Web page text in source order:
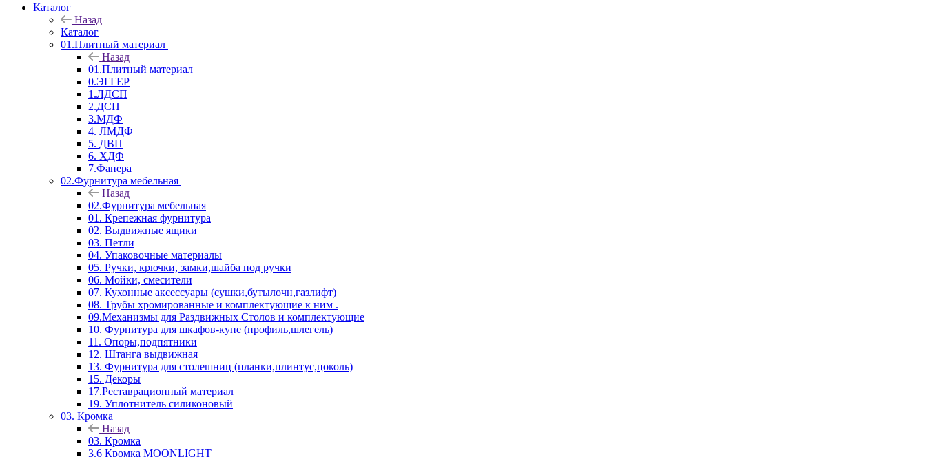
Каталог
Назад
Каталог
01.Плитный материал
Назад
01.Плитный материал
0.ЭГГЕР
1.ЛДСП
2.ДСП
3.МДФ
4. ЛМДФ
5. ДВП
6. ХДФ
7.Фанера
02.Фурнитура мебельная
Назад
02.Фурнитура мебельная
01. Крепежная фурнитура
02. Выдвижные ящики
03. Петли
04. Упаковочные материалы
05. Ручки, крючки, замки,шайба под ручки
06. Мойки, смесители
07. Кухонные аксессуары (сушки,бутылочн,газлифт)
08. Трубы хромированные и комплектующие к ним .
09.Механизмы для Раздвижных Столов и комплектующие
10. Фурнитура для шкафов-купе (профиль,шлегель)
11. Опоры,подпятники
12. Штанга выдвижная
13. Фурнитура для столешниц (планки,плинтус,цоколь)
15. Декоры
17.Реставрационный материал
19. Уплотнитель силиконовый
03. Кромка
Назад
03. Кромка
3.6 Кромка MOONLIGHT